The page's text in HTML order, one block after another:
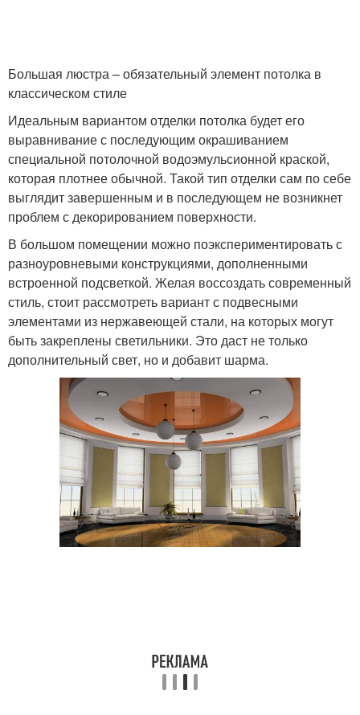
Большая люстра – обязательный элемент потолка в
классическом стиле
Идеальным вариантом отделки потолка будет его
выравнивание с последующим окрашиванием
специальной потолочной водоэмульсионной краской,
которая плотнее обычной. Такой тип отделки сам по себе
выглядит завершенным и в последующем не возникнет
проблем с декорированием поверхности.
В большом помещении можно поэкспериментировать с
разноуровневыми конструкциями, дополненными
встроенной подсветкой. Желая воссоздать современный
стиль, стоит рассмотреть вариант с подвесными
элементами из нержавеющей стали, на которых могут
быть закреплены светильники. Это даст не только
дополнительный свет, но и добавит шарма.